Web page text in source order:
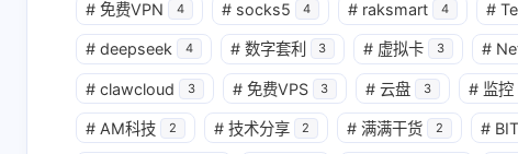
# 免费VPN 4 # socks5 4 # raksmart 4 #
# deepseek 4 # 数字套利 3 # 虚拟卡 3 #
# clawcloud 3 # 免费VPS 3 # 云盘 3 # 监控
# AM科技 2 # 技术分享 2 # 满满干货 2 # BIT